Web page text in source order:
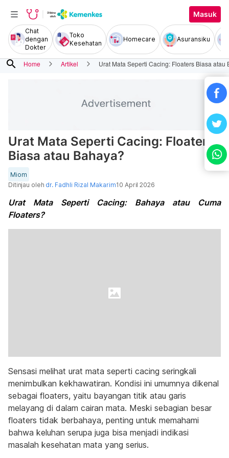
Masuk
Chat
dengan
Dokter
Toko
Kesehatan
Homecare Asuransiku
search Home Artikel Urat Mata Seperti Cacing: Floaters Biasa atau
Urat Mata Seperti Cacing: Floaters
Biasa atau Bahaya?
Miom
Ditinjau oleh dr. Fadhli Rizal Makarim10 April 2026
Urat Mata Seperti Cacing: Bahaya atau Cuma
Floaters?
Sensasi melihat urat mata seperti cacing seringkali
menimbulkan kekhawatiran. Kondisi ini umumnya dikenal
sebagai floaters, yaitu bayangan titik atau garis
melayang di dalam cairan mata. Meski sebagian besar
floaters tidak berbahaya, penting untuk memahami
bahwa keluhan serupa juga bisa menjadi indikasi
masalah kesehatan mata yang serius.